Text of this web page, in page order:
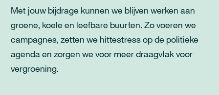
Met jouw bijdrage kunnen we blijven werken aan
groene, koele en leefbare buurten. Zo voeren we
campagnes, zetten we hittestress op de politieke
agenda en zorgen we voor meer draagvlak voor
vergroening.